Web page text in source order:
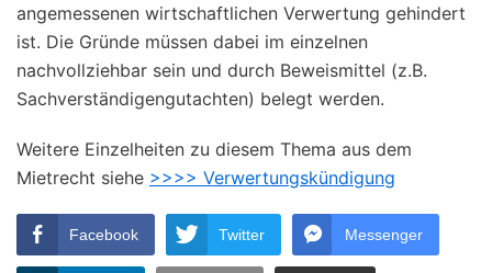
angemessenen wirtschaftlichen Verwertung gehindert
ist. Die Gründe müssen dabei im einzelnen
nachvollziehbar sein und durch Beweismittel (z.B.
Sachverständigengutachten) belegt werden.
Weitere Einzelheiten zu diesem Thema aus dem
Mietrecht siehe >>>> Verwertungskündigung
Facebook Twitter Messenger